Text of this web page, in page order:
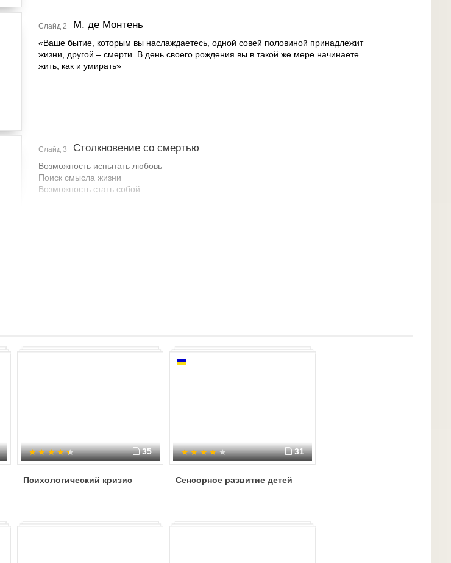
Слайд 2 М. де Монтень
«Ваше бытие, которым вы наслаждаетесь, одной совей половиной принадлежит
жизни, другой – смерти. В день своего рождения вы в такой же мере начинаете
жить, как и умирать»
Слайд 3 Столкновение со смертью
Возможность испытать любовь
Поиск смысла жизни
Возможность стать собой
35
Психологический кризис
31
Сенсорное развитие детей